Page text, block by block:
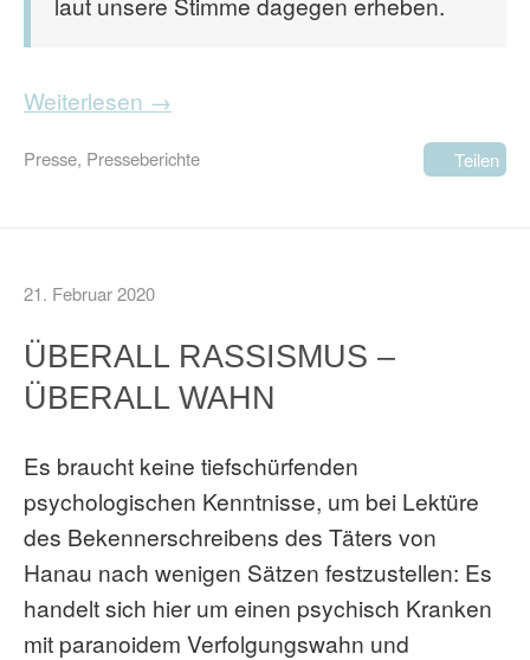
Weiterlesen →
Presse, Presseberichte Teilen
21. Februar 2020
ÜBERALL RASSISMUS –
ÜBERALL WAHN
Es braucht keine tiefschürfenden
psychologischen Kenntnisse, um bei Lektüre
des Bekennerschreibens des Täters von
Hanau nach wenigen Sätzen festzustellen: Es
handelt sich hier um einen psychisch Kranken
mit paranoidem Verfolgungswahn und